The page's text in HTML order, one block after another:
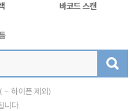
바코드 스캔
( - 하이픈 제외)
니다.